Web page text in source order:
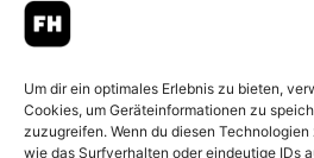
Um dir ein optimales Erlebnis zu bieten,
Cookies, um Geräteinformationen zu
zuzugreifen. Wenn du diesen
wie das Surfverhalten oder eindeutige IDs
© 2007-2026 Fohlen-Hautnah.de
– Alle rechte vorbehalten.